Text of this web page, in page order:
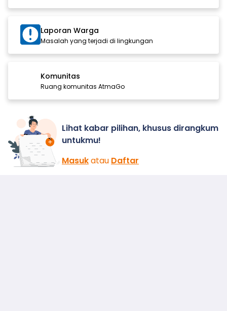
Laporan Warga
Masalah yang terjadi di lingkungan
Komunitas
Ruang komunitas AtmaGo
Lihat kabar pilihan, khusus dirangkum
untukmu!
Masukatau Daftar